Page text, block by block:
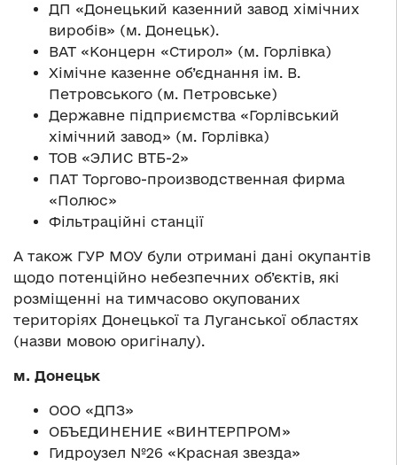
ДП «Донецький казенний завод хімічних
виробів» (м. Донецьк).
ВАТ «Концерн «Стирол» (м. Горлівка)
Хімічне казенне об’єднання ім. В.
Петровського (м. Петровське)
Державне підприємства «Горлівський
хімічний завод» (м. Горлівка)
ТОВ «ЭЛИС ВТБ-2»
ПАТ Торгово-производственная фирма
«Полюс»
Фільтраційні станції
А також ГУР МОУ були отримані дані окупантів
щодо потенційно небезпечних об’єктів, які
розміщенні на тимчасово окупованих
територіях Донецької та Луганської областях
(назви мовою оригіналу).
м. Донецьк
ООО «ДПЗ»
ОБЪЕДИНЕНИЕ «ВИНТЕРПРОМ»
Гидроузел №26 «Красная звезда»